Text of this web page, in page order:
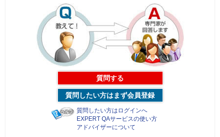
質問する
質問したい方はまず会員登録
質問したい方はログインへ
EXPERT QAサービスの使い方
アドバイザーについて